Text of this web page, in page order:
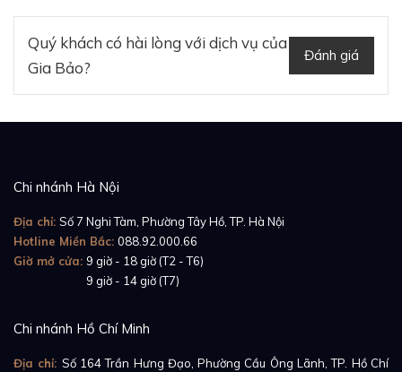
Quý khách có hài lòng với dịch vụ của
Gia Bảo?
Đánh giá
Chi nhánh Hà Nội
Địa chỉ: Số 7 Nghi Tàm, Phường Tây Hồ, TP. Hà Nội
Hotline Miền Bắc: 088.92.000.66
Giờ mở cửa: 9 giờ - 18 giờ (T2 - T6)
9 giờ - 14 giờ (T7)
Chi nhánh Hồ Chí Minh
Địa chỉ: Số 164 Trần Hưng Đạo, Phường Cầu Ông Lãnh, TP. Hồ Chí